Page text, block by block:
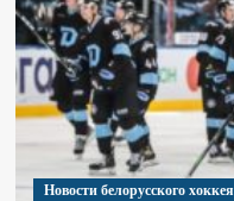
Новости белорусского хоккея